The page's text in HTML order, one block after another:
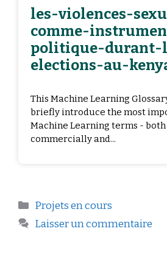
les-violences-
comme-
politique-durant-
elections-au-
This Machine Learning
briefly introduce the most
Machine Learning terms -
commercially and...
Projets en cours
Laisser un commentaire